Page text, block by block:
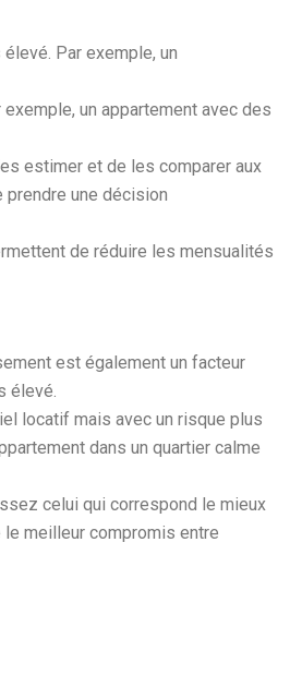
Par exemple, un
un appartement avec des
estimer et de les comparer aux
prendre une décision
de réduire les mensualités
est également un facteur
élevé.
locatif mais avec un risque plus
dans un quartier calme
celui qui correspond le mieux
meilleur compromis entre